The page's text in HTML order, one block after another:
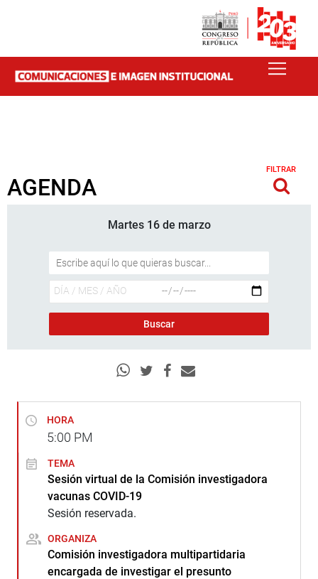
AGENDA
FILTRAR
Martes 16 de marzo
HORA
5:00 PM
TEMA
Sesión virtual de la Comisión investigadora
vacunas COVID-19
Sesión reservada.
ORGANIZA
Comisión investigadora multipartidaria
encargada de investigar el presunto